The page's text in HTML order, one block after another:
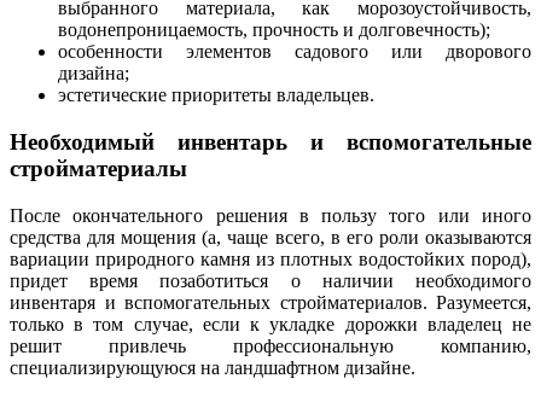
выбранного материала, как морозоустойчивость,
водонепроницаемость, прочность и долговечность);
особенности элементов садового или дворового
дизайна;
эстетические приоритеты владельцев.
Необходимый инвентарь и вспомогательные
стройматериалы
После окончательного решения в пользу того или иного
средства для мощения (а, чаще всего, в его роли оказываются
вариации природного камня из плотных водостойких пород),
придет время позаботиться о наличии необходимого
инвентаря и вспомогательных стройматериалов. Разумеется,
только в том случае, если к укладке дорожки владелец не
решит привлечь профессиональную компанию,
специализирующуюся на ландшафтном дизайне.